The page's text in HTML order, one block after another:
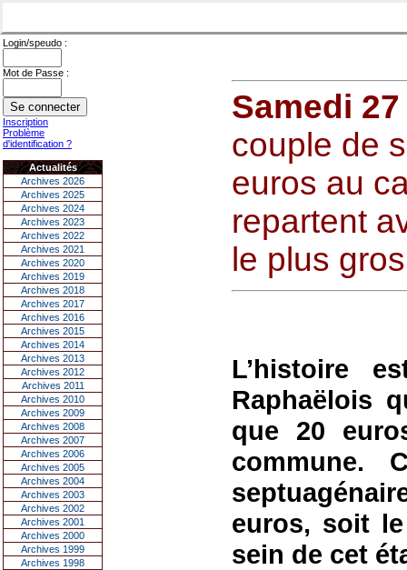
Login/speudo :
Mot de Passe :
Inscription
Problème
d'identification ?
Actualités
Archives 2026
Archives 2025
Archives 2024
Archives 2023
Archives 2022
Archives 2021
Archives 2020
Archives 2019
Archives 2018
Archives 2017
Archives 2016
Archives 2015
Archives 2014
Archives 2013
Archives 2012
Archives 2011
Archives 2010
Archives 2009
Archives 2008
Archives 2007
Archives 2006
Archives 2005
Archives 2004
Archives 2003
Archives 2002
Archives 2001
Archives 2000
Archives 1999
Archives 1998
Samedi
couple de
euros au
repartent
le plus
L’histoire
Raphaëlois
que 20
commune.
euros, soit
sein de cet